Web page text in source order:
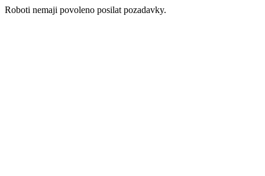
Roboti nemaji povoleno posilat pozadavky.